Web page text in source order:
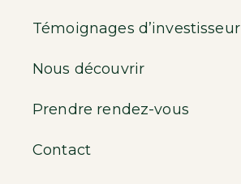
Témoignages d’investisseur
Nous découvrir
Prendre rendez-vous
Contact